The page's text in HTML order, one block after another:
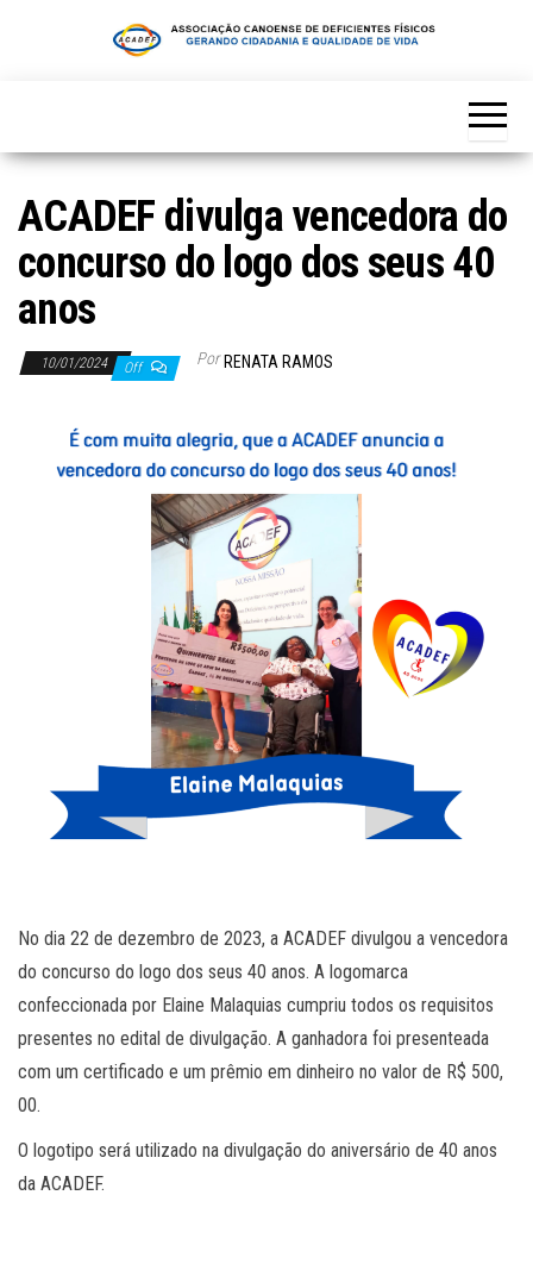
ACADEF divulga vencedora do
concurso do logo dos seus 40
anos
10/01/2024 Off Por RENATA RAMOS
No dia 22 de dezembro de 2023, a ACADEF divulgou a vencedora
do concurso do logo dos seus 40 anos. A logomarca
confeccionada por Elaine Malaquias cumpriu todos os requisitos
presentes no edital de divulgação. A ganhadora foi presenteada
com um certificado e um prêmio em dinheiro no valor de R$ 500,
00.
O logotipo será utilizado na divulgação do aniversário de 40 anos
da ACADEF.